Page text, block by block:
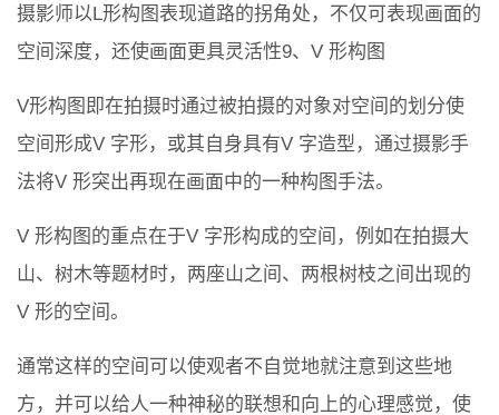
摄影师以L形构图表现道路的拐角处，不仅可表现画面的
空间深度，还使画面更具灵活性9、V 形构图
V形构图即在拍摄时通过被拍摄的对象对空间的划分使
空间形成V 字形，或其自身具有V 字造型，通过摄影手
法将V 形突出再现在画面中的一种构图手法。
V 形构图的重点在于V 字形构成的空间，例如在拍摄大
山、树木等题材时，两座山之间、两根树枝之间出现的
V 形的空间。
通常这样的空间可以使观者不自觉地就注意到这些地
方，并可以给人一种神秘的联想和向上的心理感觉，使